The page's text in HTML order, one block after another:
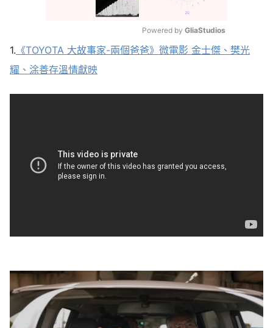
Mute
Powered by GliaStudios
1. 《TOYOTA 大故事家-兩個爸爸》微電影 金士傑、樊光
耀、涂善存溫情獻映